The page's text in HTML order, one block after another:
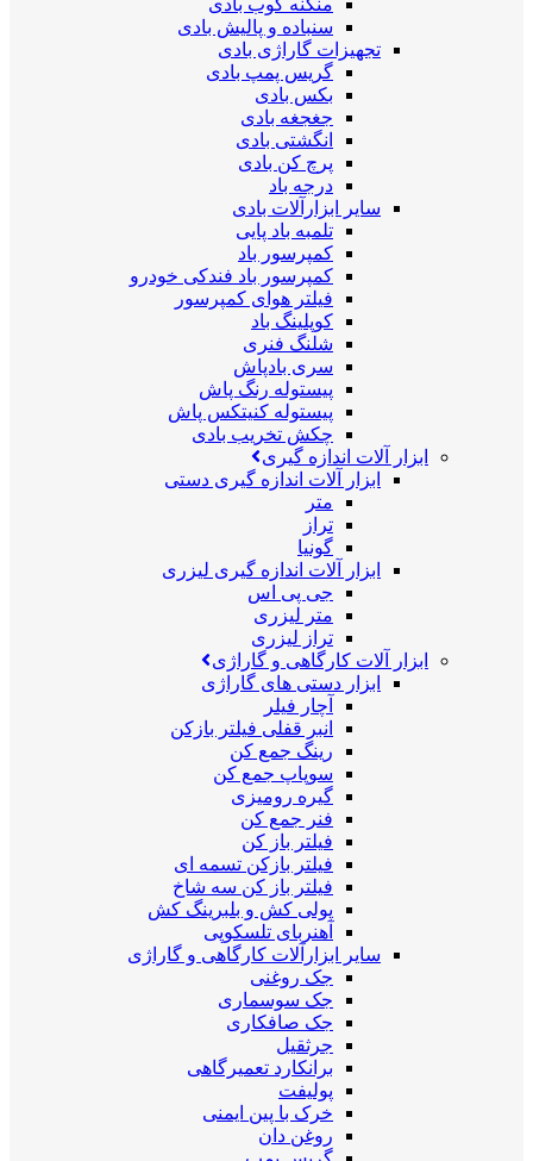
منگنه کوب بادی
سنباده و پالیش بادی
تجهیزات گاراژی بادی
گریس پمپ بادی
بکس بادی
جغجغه بادی
انگشتی بادی
پرچ کن بادی
درجه باد
سایر ابزارآلات بادی
تلمبه باد پایی
کمپرسور باد
کمپرسور باد فندکی خودرو
فیلتر هوای کمپرسور
کوپلینگ باد
شلنگ فنری
سری بادپاش
پیستوله رنگ پاش
پیستوله کنیتکس پاش
چکش تخریب بادی
ابزار آلات اندازه گیری
ابزار آلات اندازه گیری دستی
متر
تراز
گونیا
ابزار آلات اندازه گیری لیزری
جی پی اس
متر لیزری
تراز لیزری
ابزار آلات کارگاهی و گاراژی
ابزار دستی های گاراژی
آچار فیلر
انبر قفلی فیلتر بازکن
رینگ جمع کن
سوپاپ جمع کن
گیره رومیزی
فنر جمع کن
فیلتر باز کن
فیلتر بازکن تسمه ای
فیلتر باز کن سه شاخ
پولی کش و بلبرینگ کش
آهنربای تلسکوپی
سایر ابزارآلات کارگاهی و گاراژی
جک روغنی
جک سوسماری
جک صافکاری
جرثقیل
برانکارد تعمیرگاهی
پولیفت
خرک با پین ایمنی
روغن دان